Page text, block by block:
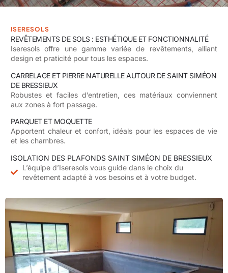
ISERESOLS
REVÊTEMENTS DE SOLS : ESTHÉTIQUE ET FONCTIONNALITÉ
Iseresols offre une gamme variée de revêtements, alliant
design et praticité pour tous les espaces.
CARRELAGE ET PIERRE NATURELLE AUTOUR DE SAINT SIMÉON
DE BRESSIEUX
Robustes et faciles d’entretien, ces matériaux conviennent
aux zones à fort passage.
PARQUET ET MOQUETTE
Apportent chaleur et confort, idéals pour les espaces de vie
et les chambres.
ISOLATION DES PLAFONDS SAINT SIMÉON DE BRESSIEUX
L’équipe d’Iseresols vous guide dans le choix du
revêtement adapté à vos besoins et à votre budget.